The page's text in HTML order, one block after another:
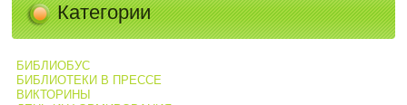
Категории
БИБЛИОБУС
БИБЛИОТЕКИ В ПРЕССЕ
ВИКТОРИНЫ